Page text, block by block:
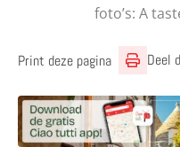
foto’s: A
Print deze pagina Deel